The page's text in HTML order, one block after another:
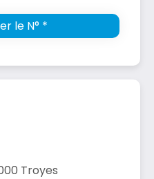
le N° *
Troyes